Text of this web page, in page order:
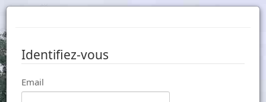
Identifiez-vous
Email